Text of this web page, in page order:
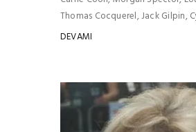
Thomas Cocquerel, Jack Gilpin,
DEVAMI